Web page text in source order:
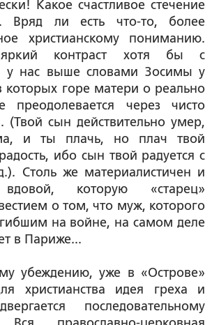
! Какое счастливое стечение
Вряд ли есть что-то, более
христианскому пониманию.
контраст хотя бы с
у нас выше словами Зосимы у
которых горе матери о реально
через чисто
(Твой сын действительно умер,
и ты плачь, но плач твой
ибо сын твой радуется с
Столь же материалистичен и
которую «старец»
о том, что муж, которого
на войне, на самом деле
в Париже...
убеждению, уже в «Острове»
христианства идея греха и
последовательному